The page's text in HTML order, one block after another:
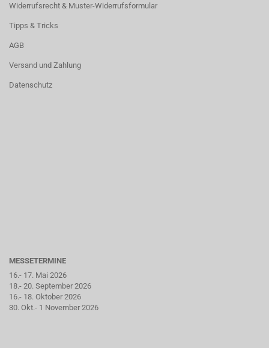
Widerrufsrecht & Muster-Widerrufsformular
Tipps & Tricks
AGB
Versand und Zahlung
Datenschutz
MESSETERMINE
16.- 17. Mai 2026
18.- 20. September 2026
16.- 18. Oktober 2026
30. Okt.- 1 November 2026